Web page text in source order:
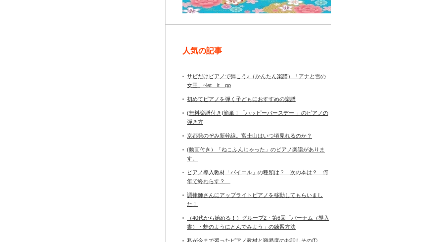
人気の記事
サビだけピアノで弾こう♪（かんたん楽譜）「アナと雪の
女王」~let it go
初めてピアノを弾く子どもにおすすめの楽譜
(無料楽譜付き)簡単！「ハッピーバースデー 」のピアノの
弾き方
京都発のぞみ新幹線。富士山はいつ頃見れるのか？
(動画付き）「ねこふんじゃった」のピアノ楽譜がありま
す。
ピアノ導入教材「バイエル」の種類は？ 次の本は？ 何
年で終わらす？
調律師さんにアップライトピアノを移動してもらいまし
た！
（40代から始める！）グループ2・第6回「バーナム（導入
書）・蛙のようにとんでみよう」の練習方法
私が今まで習ったピアノ教材と難易度のお話しその①